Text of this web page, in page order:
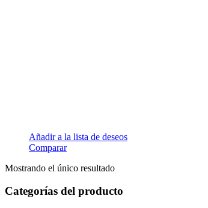
Añadir a la lista de deseos
Comparar
Mostrando el único resultado
Categorías del producto